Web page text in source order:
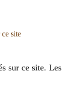
site
sur ce site.